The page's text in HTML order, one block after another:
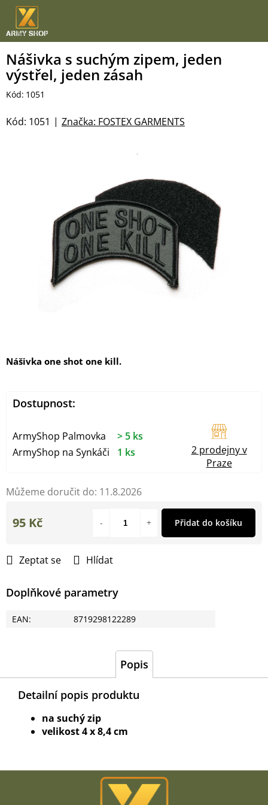
Přejít
obsah
Nášivka s suchým zipem, jeden
výstřel, jeden zásah
Kód: 1051
Značka: FOSTEX GARMENTS
Kód: 1051
Můžeme doručit do: 11.8.2026
Nášivka one shot one kill.
Zeptat se Hlídat
Doplňkové parametry
EAN: 8719298122289
95 Kč Přidat do košíku
Dostupnost:
ArmyShop Palmovka
> 5 ks
ArmyShop na Synkáči
1 ks
2 prodejny v
Praze
Popis
Detailní popis produktu
na suchý zip
velikost 4 x 8,4 cm
Z